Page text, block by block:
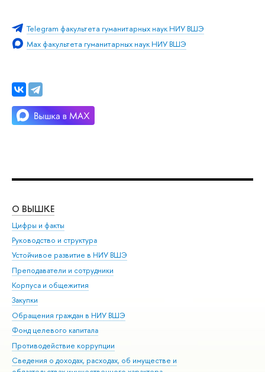
Telegram факультета гуманитарных наук НИУ ВШЭ
Max факультета гуманитарных наук НИУ ВШЭ
О ВЫШКЕ
Цифры и факты
Руководство и структура
Устойчивое развитие в НИУ ВШЭ
Преподаватели и сотрудники
Корпуса и общежития
Закупки
Обращения граждан в НИУ ВШЭ
Фонд целевого капитала
Противодействие коррупции
Сведения о доходах, расходах, об имуществе и